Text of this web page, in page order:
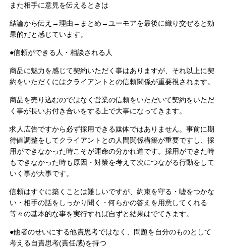
また相手に意見を伝えるときは
結論から伝え→理由→まとめ→ユーモアを最後に織り交ぜると効
果的だと感じています。
●信頼ができる人・相談される人
商品に魅力を感じて契約いただく事はありますが、それ以上に契
約をいただくにはクライアントとの信頼関係が重要視されます。
商品を売り込むのではなく営業の信頼をいただいて契約をいただ
く事が長いお付き合いをする上で大事になってきます。
求人広告ですから必ず採用できる媒体ではありません。事前に期
待値調整をしてクライアントとの人間関係構築が重要ですし、採
用ができなかった時こそが運命の分かれ道です。採用ができた時
もできなかった時も原因・対策を考えて次につながる行動をして
いく事が大事です。
信頼はすぐに築くことは難しいですが、約束を守る・嘘をつかな
い・相手の話をしっかり聞く・何らかの答えを用意してくれる
等々の基本的な事を実行すれば自ずと結果はでてきます。
●他者のせいにする他責思考ではなく、問題を自分のものとして
考える自責思考(責任感)を持つ